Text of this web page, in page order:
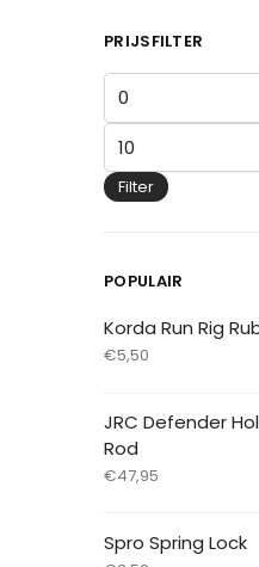
PRIJSFILTER
Filter
POPULAIR
Korda Run Rig
€5,50
JRC Defender
Rod
€47,95
Spro Spring Lock